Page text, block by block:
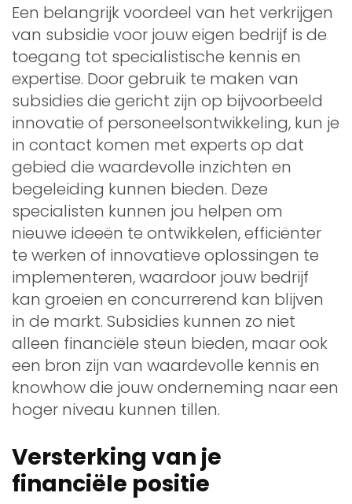
Een belangrijk voordeel van het verkrijgen
van subsidie voor jouw eigen bedrijf is de
toegang tot specialistische kennis en
expertise. Door gebruik te maken van
subsidies die gericht zijn op bijvoorbeeld
innovatie of personeelsontwikkeling, kun je
in contact komen met experts op dat
gebied die waardevolle inzichten en
begeleiding kunnen bieden. Deze
specialisten kunnen jou helpen om
nieuwe ideeën te ontwikkelen, efficiënter
te werken of innovatieve oplossingen te
implementeren, waardoor jouw bedrijf
kan groeien en concurrerend kan blijven
in de markt. Subsidies kunnen zo niet
alleen financiële steun bieden, maar ook
een bron zijn van waardevolle kennis en
knowhow die jouw onderneming naar een
hoger niveau kunnen tillen.
Versterking van je
financiële positie